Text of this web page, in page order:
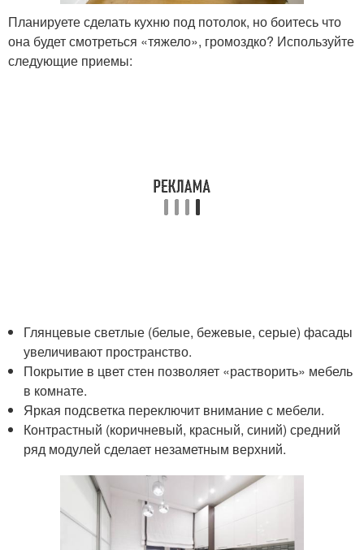
Планируете сделать кухню под потолок, но боитесь что
она будет смотреться «тяжело», громоздко? Используйте
следующие приемы:
Глянцевые светлые (белые, бежевые, серые) фасады
увеличивают пространство.
Покрытие в цвет стен позволяет «растворить» мебель
в комнате.
Яркая подсветка переключит внимание с мебели.
Контрастный (коричневый, красный, синий) средний
ряд модулей сделает незаметным верхний.